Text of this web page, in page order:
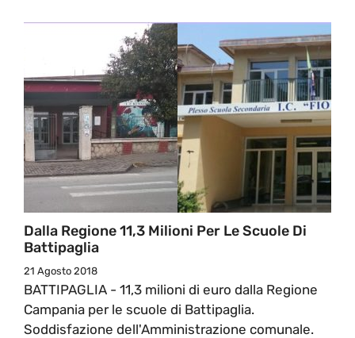
Dalla Regione 11,3 Milioni Per Le Scuole Di
Battipaglia
21 Agosto 2018
BATTIPAGLIA - 11,3 milioni di euro dalla Regione
Campania per le scuole di Battipaglia.
Soddisfazione dell'Amministrazione comunale.